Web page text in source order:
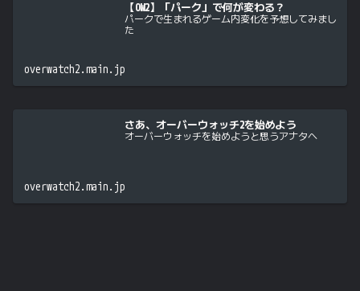
【OW2】「パーク」で何が変わる？
パークで生まれるゲーム内変化を予想してみまし
た
overwatch2.main.jp
さあ、オーバーウォッチ2を始めよう
オーバーウォッチを始めようと思うアナタへ
overwatch2.main.jp